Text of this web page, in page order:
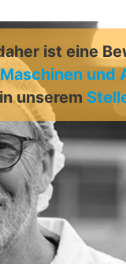
ist eine
Maschinen und
unserem